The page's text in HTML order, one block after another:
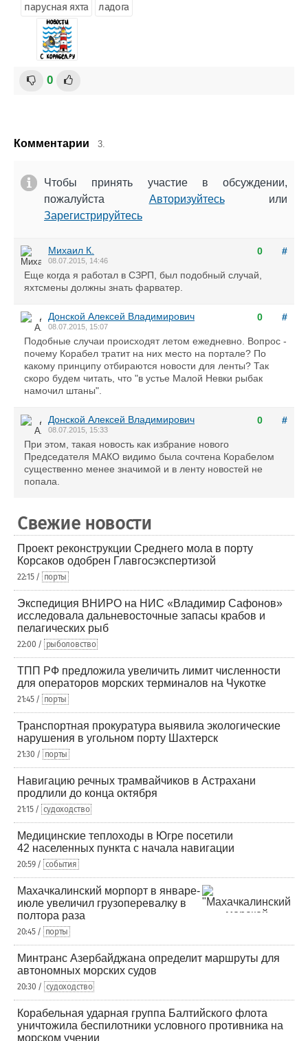
парусная яхта
ладога
0
Комментарии 3.
Чтобы принять участие в обсуждении,
пожалуйста Авторизуйтесьили
Зарегистрируйтесь
0 #
Михаил К.
08.07.2015, 14:46
Еще когда я работал в СЗРП, был подобный случай,
яхтсмены должны знать фарватер.
0 #
Донской Алексей Владимирович
08.07.2015, 15:07
Подобные случаи происходят летом ежедневно. Вопрос -
почему Корабел тратит на них место на портале? По
какому принципу отбираются новости для ленты? Так
скоро будем читать, что "в устье Малой Невки рыбак
намочил штаны".
0 #
Донской Алексей Владимирович
08.07.2015, 15:33
При этом, такая новость как избрание нового
Председателя МАКО видимо была сочтена Корабелом
существенно менее значимой и в ленту новостей не
попала.
Свежие новости
Проект реконструкции Среднего мола в порту
Корсаков одобрен Главгосэкспертизой
22:15 / порты
Экспедиция ВНИРО на НИС «Владимир Сафонов»
исследовала дальневосточные запасы крабов и
пелагических рыб
22:00 / рыболовство
ТПП РФ предложила увеличить лимит численности
для операторов морских терминалов на Чукотке
21:45 / порты
Транспортная прокуратура выявила экологические
нарушения в угольном порту Шахтерск
21:30 / порты
Навигацию речных трамвайчиков в Астрахани
продлили до конца октября
21:15 / судоходство
Медицинские теплоходы в Югре посетили
42 населенных пункта с начала навигации
20:59 / события
Махачкалинский морпорт в январе-
июле увеличил грузоперевалку в
полтора раза
20:45 / порты
Минтранс Азербайджана определит маршруты для
автономных морских судов
20:30 / судоходство
Корабельная ударная группа Балтийского флота
уничтожила беспилотники условного противника на
морском учении